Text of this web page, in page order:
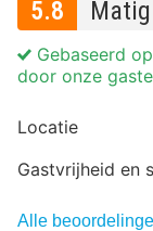
5.8 Matig
Locatie
Gastvrijheid en
Gebaseerd op
door onze
Alle